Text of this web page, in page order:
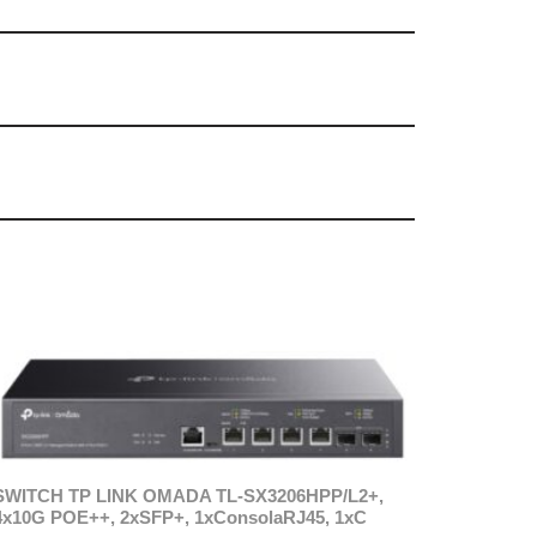
TP LINK OMADA TL-SX3206HPP/L2+,
POE++, 2xSFP+, 1xConsolaRJ45, 1xC